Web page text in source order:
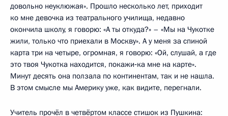
довольно неуклюжая». Прошло несколько лет, приходит
ко мне девочка из театрального училища, недавно
окончила школу, я говорю: «А ты откуда?» – «Мы на Чукотке
жили, только что приехали в Москву». А у меня за спиной
карта три на четыре, огромная, я говорю: «Ой, слушай, а где
это твоя Чукотка находится, покажи‑ка мне на карте».
Минут десять она ползала по континентам, так и не нашла.
В этом смысле мы Америку уже, как видите, перегнали.
Учитель прочёл в четвёртом классе стишок из Пушкина: